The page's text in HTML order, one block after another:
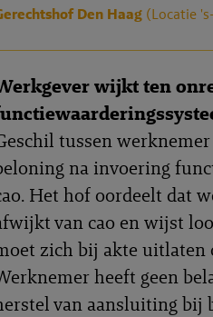
Den Haag (Locatie
wijkt ten
tussen
na invoering
Het hof oordeelt dat
van cao en wijst
zich bij akte uitlaten
heeft geen
van aansluiting bij